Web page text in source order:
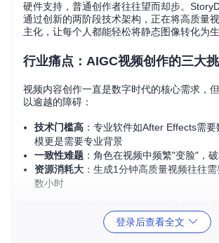
硬件支持，普通创作者往往望而却步。
通过创新的两阶段技术架构，正在将高质量
主化，让每个人都能轻松将静态图像转化为生
行业痛点：AIGC视频创作的三大
视频内容创作一直是数字时代的核心需求，
以逾越的障碍：
技术门槛高 ：专业软件如After Effects需
模更是需要专业背景
一致性难题 ：角色在视频中频繁"变脸"，
资源消耗大 ：生成1分钟高质量视频往往
数小时
视频内容，大量优质创意因此被埋没。
登录后查看全文